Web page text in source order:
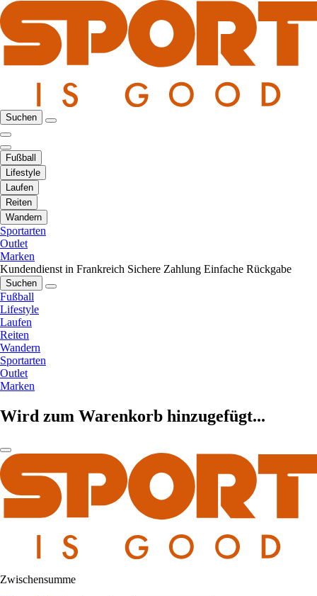
Suchen
Fußball
Lifestyle
Laufen
Reiten
Wandern
Sportarten
Outlet
Marken
Kundendienst in Frankreich Sichere Zahlung Einfache Rückgabe
Suchen
Fußball
Lifestyle
Laufen
Reiten
Wandern
Sportarten
Outlet
Marken
Wird zum Warenkorb hinzugefügt...
Zwischensumme